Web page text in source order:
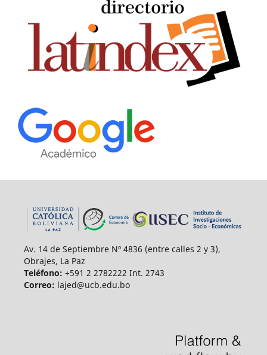
Av. 14 de Septiembre Nº 4836 (entre calles 2 y 3),
Obrajes, La Paz
Teléfono: +591 2 2782222 Int. 2743
Correo: lajed@ucb.edu.bo